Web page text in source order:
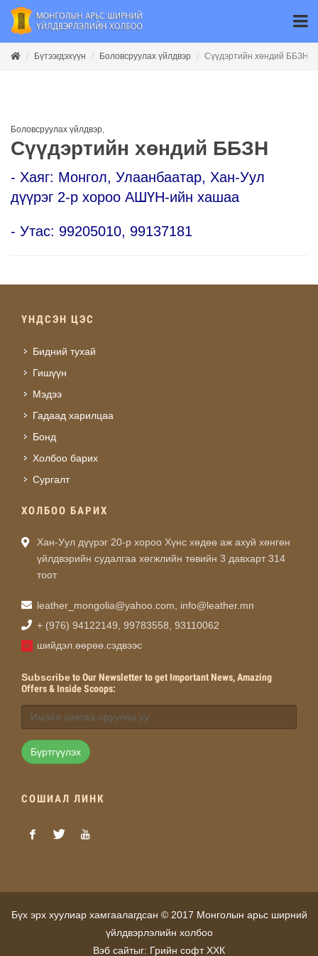
Бүтээгдэхүүн Боловсруулах үйлдвэр Сүүдэртийн хөндий ББЗН
Боловсруулах үйлдвэр,
Сүүдэртийн хөндий ББЗН
- Хаяг: Монгол, Улаанбаатар, Хан-Уул
дүүрэг 2-р хороо АШҮН-ийн хашаа
- Утас: 99205010, 99137181
ҮНДСЭН ЦЭС
Бидний тухай
Гишүүн
Мэдээ
Гадаад харилцаа
Бонд
Холбоо барих
Сургалт
ХОЛБОО БАРИХ
Хан-Уул дүүрэг 20-р хороо Хүнс хөдөө аж ахуй хөнгөн
үйлдвэрийн судалгаа хөгжлийн төвийн 3 давхарт 314
тоот
leather_mongolia@yahoo.com
info@leather.mn
+ (976) 94122149, 99783558, 93110062
шийдэл.өөрөө.сэдвээс
Subscribeto Our Newsletter to get Important News, Amazing
Offers & Inside Scoops:
Бүртгүүлэх
СОШИАЛ ЛИНК
Бүх эрх хуулиар хамгаалагдсан © 2017 Монголын арьс ширний
үйлдвэрлэлийн холбоо
Вэб сайтыг: Грийн софт ХХК